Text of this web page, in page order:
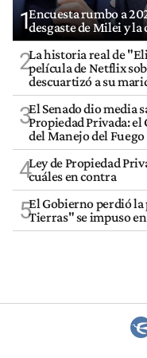
1Encuesta rumbo a
desgaste de Milei y
2La historia real de
película de Netflix
descuartizó a su
3El Senado dio media
Propiedad Privada: el
del Manejo del Fuego
4Ley de Propiedad
cuáles en contra
5El Gobierno perdió la
Tierras" se impuso